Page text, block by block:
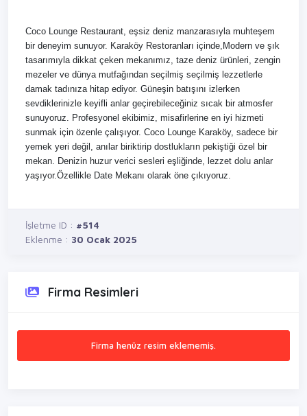
Coco Lounge Restaurant, eşsiz deniz manzarasıyla muhteşem
bir deneyim sunuyor. Karaköy Restoranları içinde,Modern ve şık
tasarımıyla dikkat çeken mekanımız, taze deniz ürünleri, zengin
mezeler ve dünya mutfağından seçilmiş seçilmiş lezzetlerle
damak tadınıza hitap ediyor. Güneşin batışını izlerken
sevdiklerinizle keyifli anlar geçirebileceğiniz sıcak bir atmosfer
sunuyoruz. Profesyonel ekibimiz, misafirlerine en iyi hizmeti
sunmak için özenle çalışıyor. Coco Lounge Karaköy, sadece bir
yemek yeri değil, anılar biriktirip dostlukların pekiştiği özel bir
mekan. Denizin huzur verici sesleri eşliğinde, lezzet dolu anlar
yaşıyor.Özellikle Date Mekanı olarak öne çıkıyoruz.
İşletme ID : #514
Eklenme : 30 Ocak 2025
Firma Resimleri
Firma henüz resim eklememiş.